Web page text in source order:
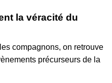
la véracité du
compagnons, on retrouve
précurseurs de la